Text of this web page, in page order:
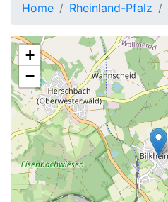
Home Rheinland-Pfalz
+
−